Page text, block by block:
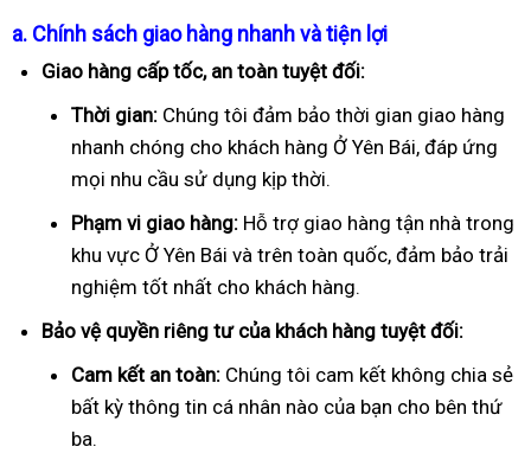
a. Chính sách giao hàng nhanh và tiện lợi
Giao hàng cấp tốc, an toàn tuyệt đối:
Thời gian: Chúng tôi đảm bảo thời gian giao hàng
nhanh chóng cho khách hàng Ở Yên Bái, đáp ứng
mọi nhu cầu sử dụng kịp thời.
Phạm vi giao hàng: Hỗ trợ giao hàng tận nhà trong
khu vực Ở Yên Bái và trên toàn quốc, đảm bảo trải
nghiệm tốt nhất cho khách hàng.
Bảo vệ quyền riêng tư của khách hàng tuyệt đối:
Cam kết an toàn: Chúng tôi cam kết không chia sẻ
bất kỳ thông tin cá nhân nào của bạn cho bên thứ
ba.